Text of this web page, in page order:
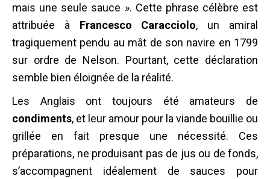
mais une seule sauce ». Cette phrase célèbre est
attribuée à Francesco Caracciolo, un amiral
tragiquement pendu au mât de son navire en 1799
sur ordre de Nelson. Pourtant, cette déclaration
semble bien éloignée de la réalité.
Les Anglais ont toujours été amateurs de
condiments, et leur amour pour la viande bouillie ou
grillée en fait presque une nécessité. Ces
préparations, ne produisant pas de jus ou de fonds,
s’accompagnent idéalement de sauces pour